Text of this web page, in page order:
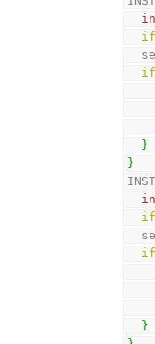
}
}
}